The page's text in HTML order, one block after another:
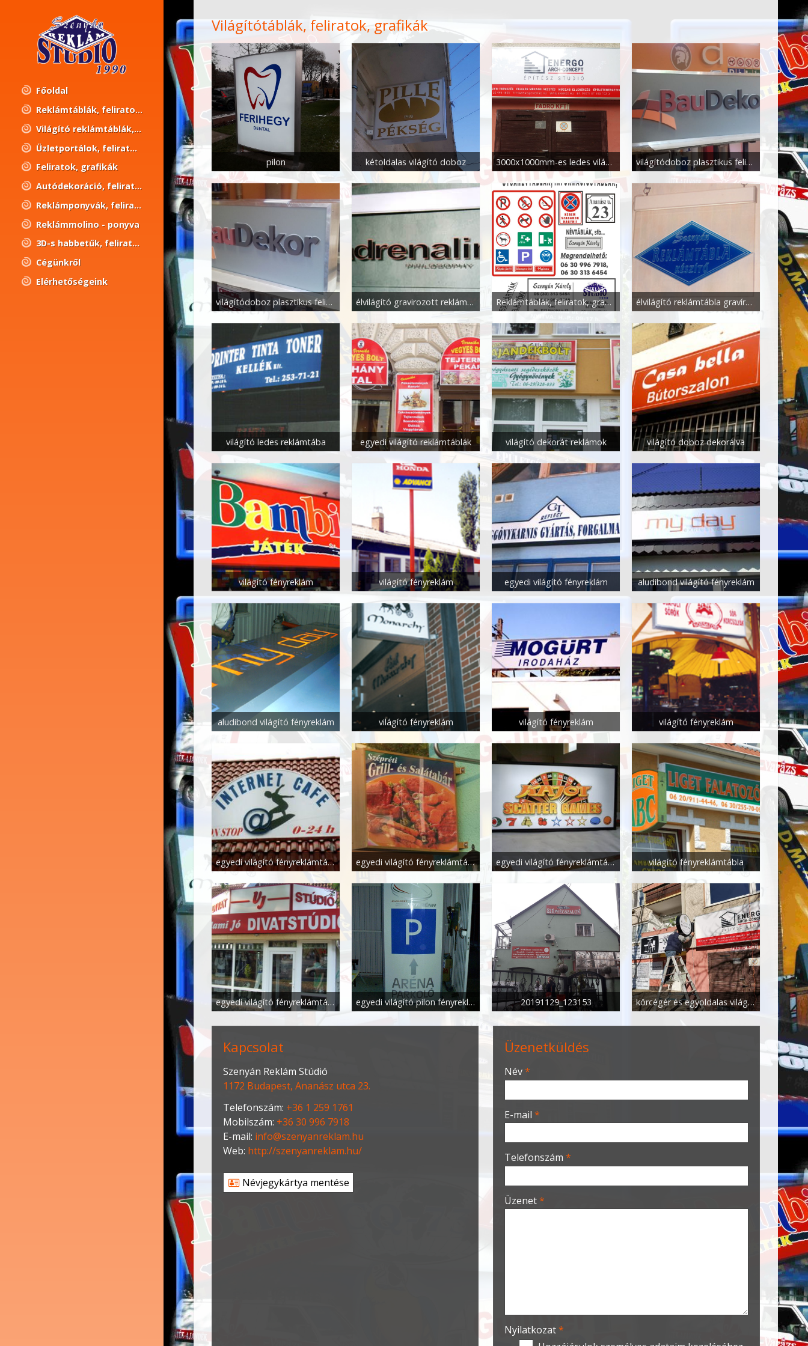
Főoldal
Reklámtáblák, feliratok, grafikák
Világító reklámtáblák, fényreklámok, feliratok, grafikák
Üzletportálok, feliratok, grafikák
Feliratok, grafikák
Autódekoráció, feliratok, grafikák
Reklámponyvák, feliratok, grafikák
Reklámmolino - ponyva
3D-s habbetűk, feliratok, grafikák
Cégünkről
Elérhetőségeink
Világítótáblák, feliratok, grafikák
pilon kétoldalas világító doboz 3000x1000mm-es ledes világítódoboz+dekor kivitelezése világítódoboz plasztikus felirattal
világítódoboz plasztikus felirattal élvilágító gravirozott reklámtábla Reklámtáblák, feliratok, grafikák élvilágító reklámtábla gravírozva
világító ledes reklámtába egyedi világító reklámtáblák világító dekorát reklámok világító doboz dekorálva
világító fényreklám világító fényreklám egyedi világító fényreklám aludibond világító fényreklám
aludibond világító fényreklám világító fényreklám világító fényreklám világító fényreklám
egyedi világító fényreklámtábla egyedi világító fényreklámtábla egyedi világító fényreklámtábla világító fényreklámtábla
egyedi világító fényreklámtábla és habbetűk egyedi világító pilon fényreklámtábla 20191129_123153 körcégér és egyoldalas világító doboz
Kapcsolat
Szenyán Reklám Stúdió
1172 Budapest, Ananász utca 23.
Telefonszám: +36 1 259 1761
Mobilszám: +36 30 996 7918
E-mail: info@szenyanreklam.hu
Web: http://szenyanreklam.hu/
Névjegykártya mentése
Üzenetküldés
-
Név*
E-mail *
Telefonszám *
Üzenet*
Nyilatkozat*